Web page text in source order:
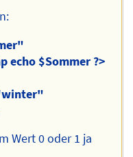
echo $Sommer ?>
Wert 0 oder 1 ja